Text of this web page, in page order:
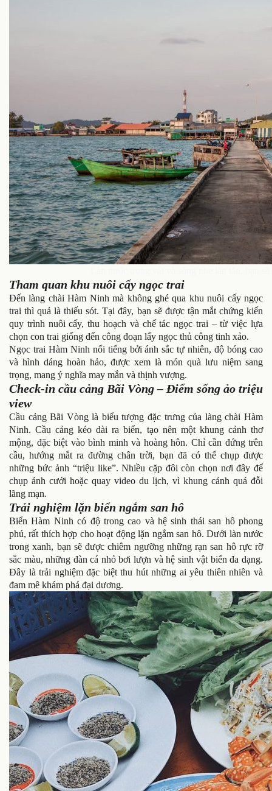
Tham quan khu nuôi cấy ngọc trai
Đến làng chài Hàm Ninh mà không ghé qua khu nuôi cấy ngọc
trai thì quả là thiếu sót. Tại đây, bạn sẽ được tận mắt chứng kiến
quy trình nuôi cấy, thu hoạch và chế tác ngọc trai – từ việc lựa
chọn con trai giống đến công đoạn lấy ngọc thủ công tinh xảo.
Ngọc trai Hàm Ninh nổi tiếng bởi ánh sắc tự nhiên, độ bóng cao
và hình dáng hoàn hảo, được xem là món quà lưu niệm sang
trọng, mang ý nghĩa may mắn và thịnh vượng.
Check-in cầu cảng Bãi Vòng – Điểm sống ảo triệu
view
Cầu cảng Bãi Vòng là biểu tượng đặc trưng của làng chài Hàm
Ninh. Cầu cảng kéo dài ra biển, tạo nên một khung cảnh thơ
mộng, đặc biệt vào bình minh và hoàng hôn. Chỉ cần đứng trên
cầu, hướng mắt ra đường chân trời, bạn đã có thể chụp được
những bức ảnh “triệu like”. Nhiều cặp đôi còn chọn nơi đây để
chụp ảnh cưới hoặc quay video du lịch, vì khung cảnh quá đỗi
lãng mạn.
Trải nghiệm lặn biển ngắm san hô
Biển Hàm Ninh có độ trong cao và hệ sinh thái san hô phong
phú, rất thích hợp cho hoạt động lặn ngắm san hô. Dưới làn nước
trong xanh, bạn sẽ được chiêm ngưỡng những rạn san hô rực rỡ
sắc màu, những đàn cá nhỏ bơi lượn và hệ sinh vật biển đa dạng.
Đây là trải nghiệm đặc biệt thu hút những ai yêu thiên nhiên và
đam mê khám phá đại dương.